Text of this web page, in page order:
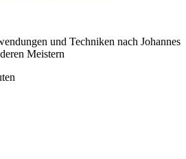
und Techniken nach Johannes
Meistern